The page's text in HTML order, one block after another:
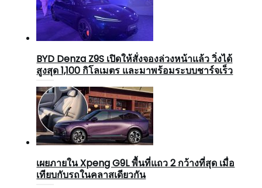
BYD Denza Z9S เปิดให้สั่งจองล่วงหน้าแล้ว วิ่งได้
สูงสุด 1,100 กิโลเมตร และมาพร้อมระบบชาร์จเร็ว
เผยภายใน Xpeng G9L พื้นที่แถว 2 กว้างที่สุด เมื่อ
เทียบกับรถในคลาสเดียวกัน